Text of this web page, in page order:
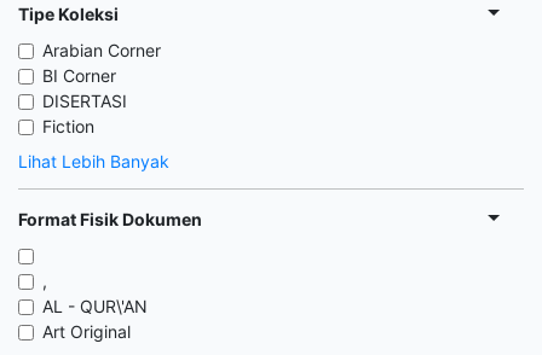
Tipe Koleksi
Arabian Corner
BI Corner
DISERTASI
Fiction
Lihat Lebih Banyak
Format Fisik Dokumen
,
AL - QUR\'AN
Art Original